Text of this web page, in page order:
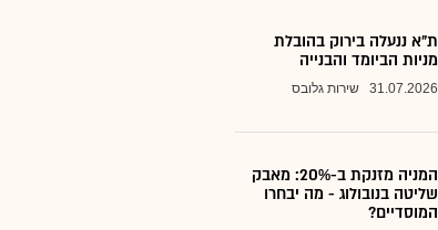
ת"א ננעלה בירוק בהובלת
מניות הביומד והבנייה
31.07.2026 שירות גלובס
המניה מזנקת ב-20%: מאבק
שליטה בנובולוג - מה יבחרו
המוסדיים?